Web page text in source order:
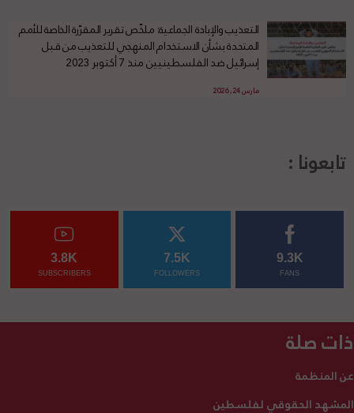
التعذيب والإبادة الجماعية: ملخّص تقرير المقرّرة الخاصة للأمم
المتحدة بشأن الاستخدام المنهجي للتعذيب من قبل
إسرائيل ضد الفلسطينيين منذ 7 أكتوبر 2023
مارس 24, 2026
تابعونا :
9.3K
FANS
7.5K
FOLLOWERS
3.8K
SUBSCRIBERS
ذات صلة
عن المنظمة
المشهد الحقوقي لفلسطين